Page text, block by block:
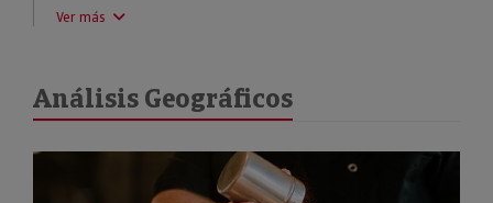
Ver más
Análisis Geográficos